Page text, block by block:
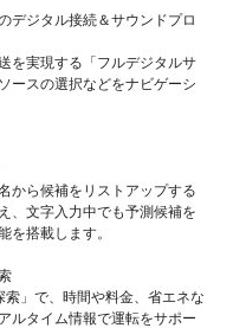
デジタル接続＆サウンドプロ
を実現する「フルデジタルサ
ースの選択などをナビゲーシ
から候補をリストアップする
、文字入力中でも予測候補を
を搭載します。
」で、時間や料金、省エネな
ルタイム情報で運転をサポー